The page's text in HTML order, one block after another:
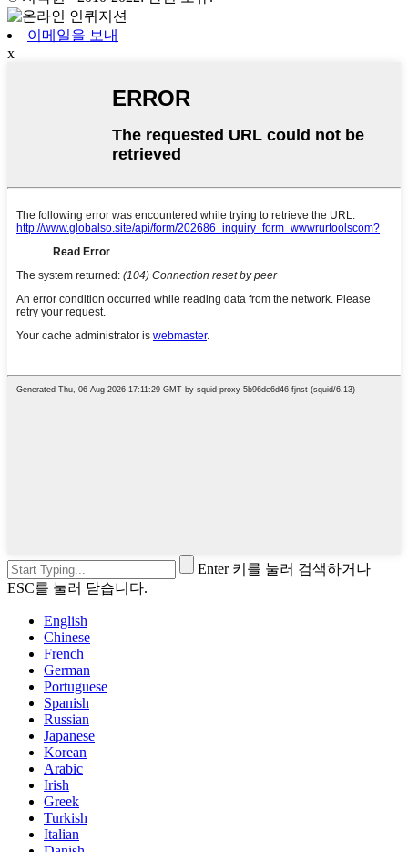
이메일을 보내
x
Enter 키를 눌러 검색하거나
ESC를 눌러 닫습니다.
English
Chinese
French
German
Portuguese
Spanish
Russian
Japanese
Korean
Arabic
Irish
Greek
Turkish
Italian